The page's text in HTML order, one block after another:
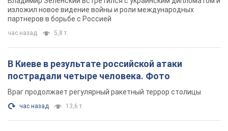
изложил новое видение войны и роли международных
партнеров в борьбе с Россией
час назад 5,8 т.
В Киеве в результате российской атаки
пострадали четыре человека. Фото
Враг продолжает регулярный ракетный террор столицы
час назад 13,6 т.